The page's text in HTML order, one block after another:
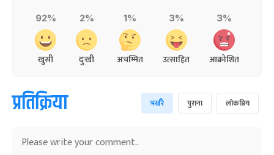
92%
खुसी
2%
दुःखी
1%
अचम्मित
3%
उत्साहित
3%
आक्रोशित
प्रतिक्रिया भर्खरै पुराना लोकप्रिय